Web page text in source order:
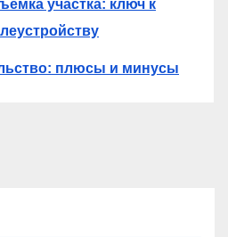
участка: ключ к
плюсы и минусы